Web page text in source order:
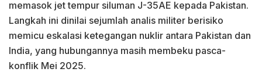
memasok jet tempur siluman J-35AE kepada Pakistan.
Langkah ini dinilai sejumlah analis militer berisiko
memicu eskalasi ketegangan nuklir antara Pakistan dan
India, yang hubungannya masih membeku pasca-
konflik Mei 2025.